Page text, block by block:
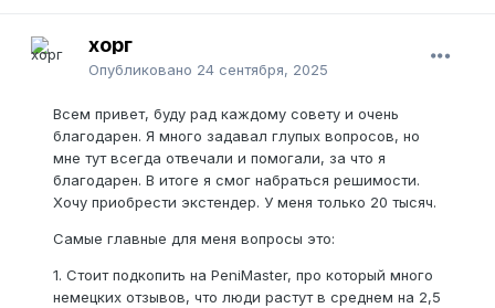
хорг
Опубликовано 24 сентября, 2025
Всем привет, буду рад каждому совету и очень
благодарен. Я много задавал глупых вопросов, но
мне тут всегда отвечали и помогали, за что я
благодарен. В итоге я смог набраться решимости.
Хочу приобрести экстендер. У меня только 20 тысяч.
Самые главные для меня вопросы это:
1. Стоит подкопить на PeniMaster, про который много
немецких отзывов, что люди растут в среднем на 2,5